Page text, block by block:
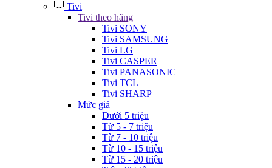
Tivi
Tivi theo hãng
Tivi SONY
Tivi SAMSUNG
Tivi LG
Tivi CASPER
Tivi PANASONIC
Tivi TCL
Tivi SHARP
Mức giá
Dưới 5 triệu
Từ 5 - 7 triệu
Từ 7 - 10 triệu
Từ 10 - 15 triệu
Từ 15 - 20 triệu